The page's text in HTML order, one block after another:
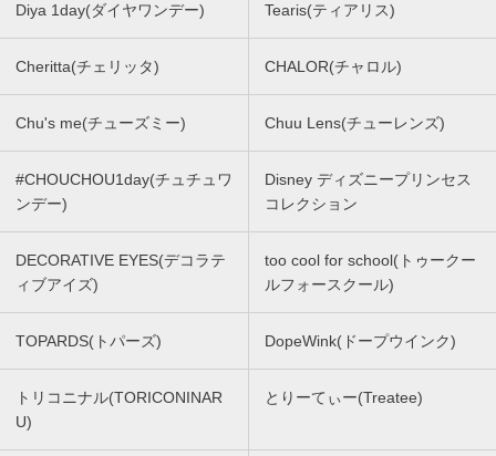
Diya 1day(ダイヤワンデー) Tearis(ティアリス)
Cheritta(チェリッタ) CHALOR(チャロル)
Chu's me(チューズミー) Chuu Lens(チューレンズ)
#CHOUCHOU1day(チュチュワ
ンデー)
Disney ディズニープリンセス
コレクション
DECORATIVE EYES(デコラテ
ィブアイズ)
too cool for school(トゥークー
ルフォースクール)
TOPARDS(トパーズ) DopeWink(ドープウインク)
トリコニナル(TORICONINAR
U)
とりーてぃー(Treatee)